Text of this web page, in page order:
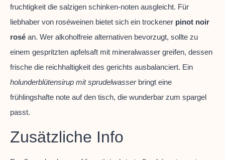
fruchtigkeit die salzigen schinken-noten ausgleicht. Für
liebhaber von roséweinen bietet sich ein trockener pinot noir
rosé an. Wer alkoholfreie alternativen bevorzugt, sollte zu
einem gespritzten apfelsaft mit mineralwasser greifen, dessen
frische die reichhaltigkeit des gerichts ausbalanciert. Ein
holunderblütensirup mit sprudelwasserbringt eine
frühlingshafte note auf den tisch, die wunderbar zum spargel
passt.
Zusätzliche Info